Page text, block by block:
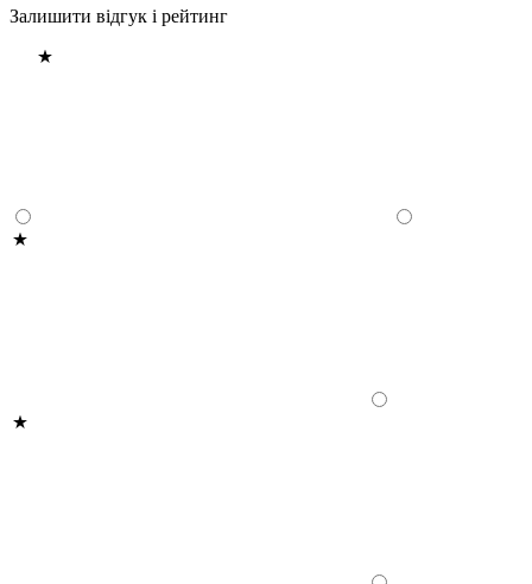
Залишити відгук і рейтинг